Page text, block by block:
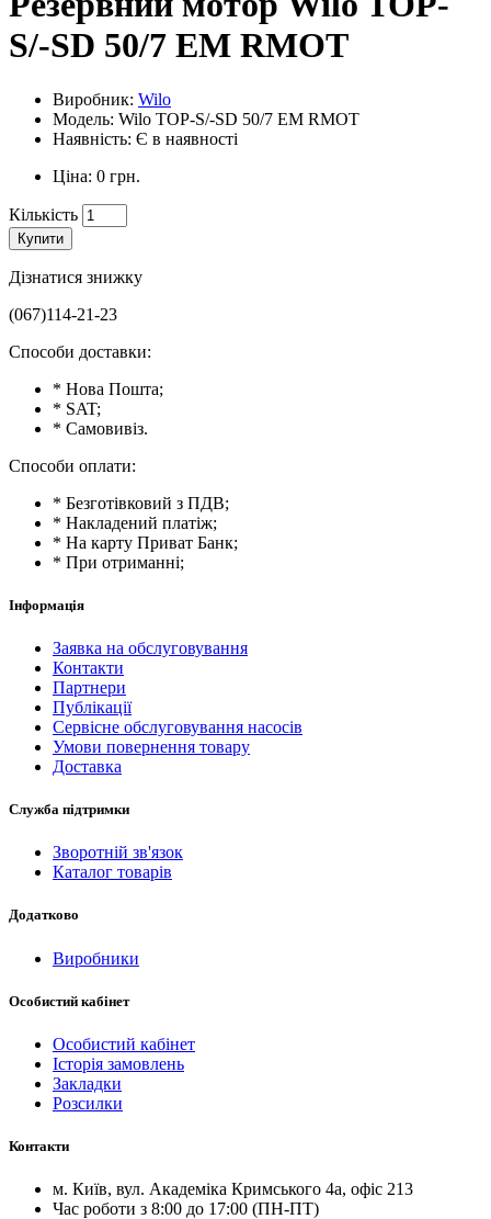
S/-SD 50/7 EM RMOT
Виробник: Wilo
Модель: Wilo TOP-S/-SD 50/7 EM RMOT
Наявність: Є в наявності
Ціна: 0 грн.
Кількість
Купити
Дізнатися знижку
(067)114-21-23
Способи доставки:
* Нова Пошта;
* SAT;
* Самовивіз.
Способи оплати:
* Безготівковий з ПДВ;
* Накладений платіж;
* На карту Приват Банк;
* При отриманні;
Інформація
Заявка на обслуговування
Контакти
Партнери
Публікації
Сервісне обслуговування насосів
Умови повернення товару
Доставка
Служба підтримки
Зворотній зв'язок
Каталог товарів
Додатково
Виробники
Особистий кабінет
Особистий кабінет
Історія замовлень
Закладки
Розсилки
Контакти
м. Київ, вул. Академіка Кримського 4а, офіс 213
Час роботи з 8:00 до 17:00 (ПН-ПТ)